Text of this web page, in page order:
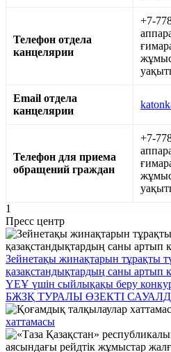
Телефон отдела
канцелярии
+7-
Email отдела
канцелярии
Телефон для приема
обращений граждан
+7-
1
Пресс центр
Зейнетақы жинақтарын тұрақты
қазақстандықтардың саны артып
ҮЕҰ үшін сыйлықақы беру
БЖЗҚ ТУРАЛЫ ӨЗЕКТІ
хаттамасы